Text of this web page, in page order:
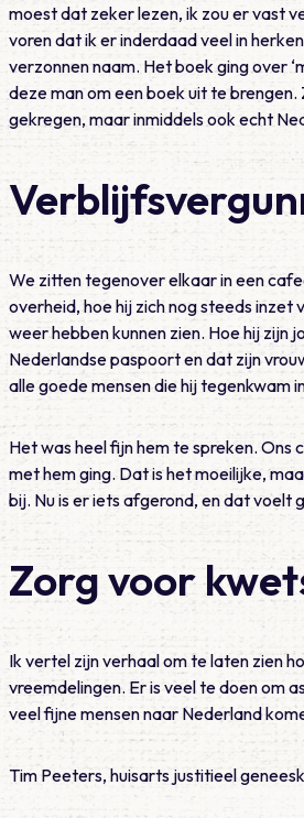
moest dat zeker lezen, ik zou er vast
voren dat ik er inderdaad veel in
verzonnen naam. Het boek ging over
deze man om een boek uit te
gekregen, maar inmiddels ook echt
We zitten tegenover elkaar in een
overheid, hoe hij zich nog steeds
weer hebben kunnen zien. Hoe hij zijn
Nederlandse paspoort en dat zijn
alle goede mensen die hij tegenkwam
Het was heel fijn hem te spreken.
met hem ging. Dat is het moeilijke,
bij. Nu is er iets afgerond, en dat voelt
Zorg voor
Ik vertel zijn verhaal om te laten zien
vreemdelingen. Er is veel te doen om
veel fijne mensen naar Nederland
Tim Peeters, huisarts justitieel